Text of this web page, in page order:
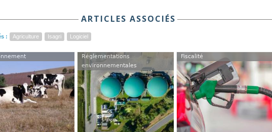
ARTICLES ASSOCIÉS
: Agriculture Isagri Logiciel
Réglementations
environnementales
Fiscalité